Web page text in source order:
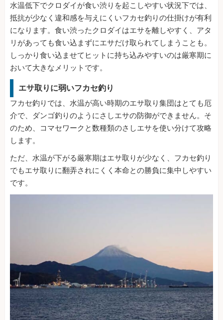
水温低下でクロダイが食い渋りを起こしやすい状況下では、
抵抗が少なく違和感を与えにくいフカセ釣りの仕掛けが有利
になります。食い渋ったクロダイはエサを離しやすく、アタ
リがあっても食い込まずにエサだけ取られてしまうことも。
しっかり食い込ませてヒットに持ち込みやすいのは厳寒期に
おいて大きなメリットです。
エサ取りに弱いフカセ釣り
フカセ釣りでは、水温が高い時期のエサ取り集団はとても厄
介で、ダンゴ釣りのようにさしエサの防御ができません。そ
のため、コマセワークと数種類のさしエサを使い分けて攻略
します。
ただ、水温が下がる厳寒期はエサ取りが少なく、フカセ釣り
でもエサ取りに翻弄されにくく本命との勝負に集中しやすい
です。